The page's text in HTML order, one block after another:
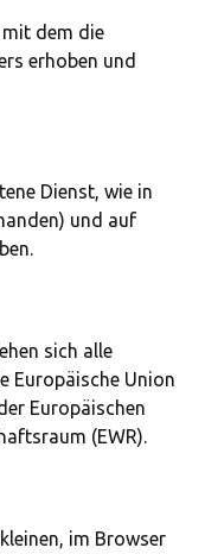
dem die
erhoben und
Dienst, wie in
und auf
sich alle
Europäische Union
Europäischen
(EWR).
im Browser